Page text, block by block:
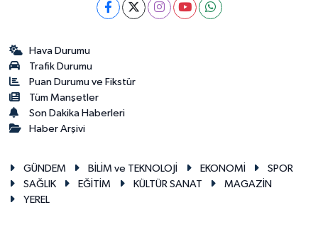
Hava Durumu
Trafik Durumu
Puan Durumu ve Fikstür
Tüm Manşetler
Son Dakika Haberleri
Haber Arşivi
GÜNDEM BİLİM ve TEKNOLOJİ EKONOMİ
SPOR
SAĞLIK
EĞİTİM KÜLTÜR SANAT
MAGAZİN
YEREL